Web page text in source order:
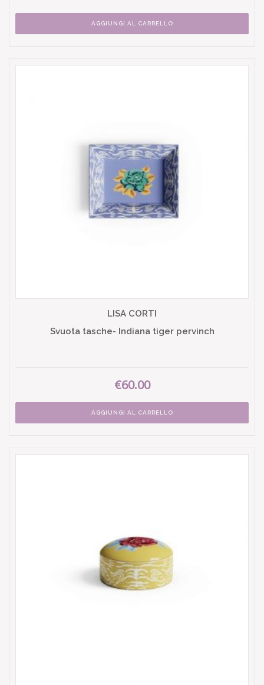
AGGIUNGI AL CARRELLO
LISA CORTI
Svuota tasche- Indiana tiger pervinch
€60.00
AGGIUNGI AL CARRELLO